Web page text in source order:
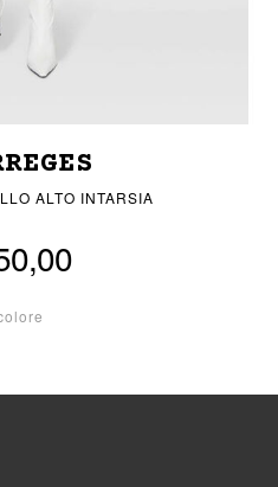
ALTO INTARSIA